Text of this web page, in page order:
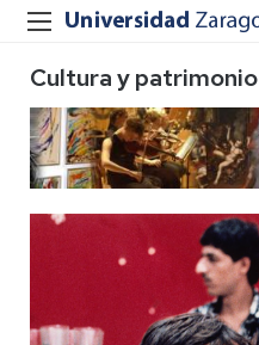
Cultura y patrimonio